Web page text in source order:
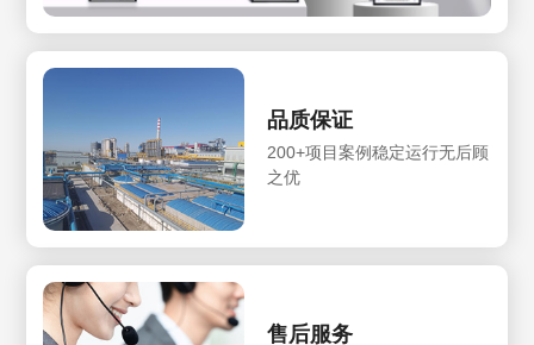
品质保证
200+项目案例稳定运行无后顾
之优
售后服务